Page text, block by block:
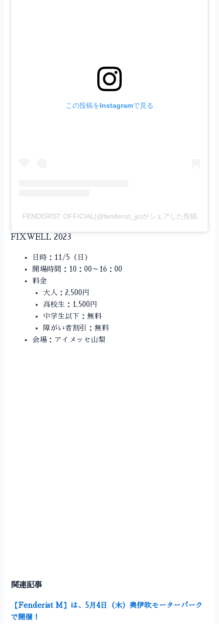
この投稿をInstagramで見る
FENDERIST OFFICIAL(@fenderist_jp)がシェアした投稿
FIXWELL 2023
日時：11/5（日）
開場時間：10：00～16：00
料金
大人：2,500円
高校生：1,500円
中学生以下：無料
障がい者割引：無料
会場：アイメッセ山梨
関連記事
【Fenderist M】は、5月4日（木）奥伊吹モーターパーク
で開催！